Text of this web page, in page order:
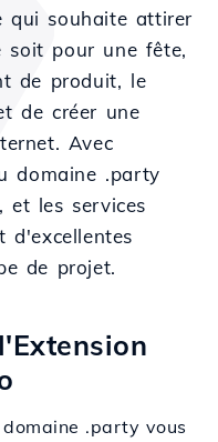
qui souhaite attirer
soit pour une fête,
de produit, le
de créer une
Avec
domaine .party
et les services
d'excellentes
de projet.
domaine .party vous